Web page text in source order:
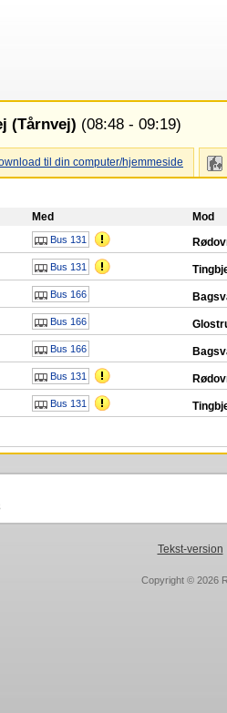
(Tårnvej) (08:48 - 09:19)
til din computer/hjemmeside
Med
Mod
Bus 131
Bus 131
Bus 166
Bus 166
Bus 166
Bus 131
Bus 131
Tekst-version
Copyright © 2026